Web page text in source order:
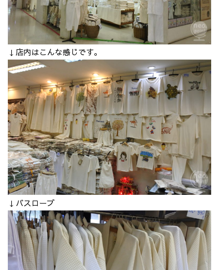
↓店内はこんな感じです。
↓バスローブ